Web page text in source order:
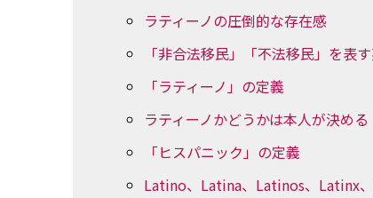
ラティーノの圧倒的な存在感
「非合法移民」「不法移民」を表
「ラティーノ」の定義
ラティーノかどうかは本人が決める
「ヒスパニック」の定義
Latino、Latina、Latinos、Latinx